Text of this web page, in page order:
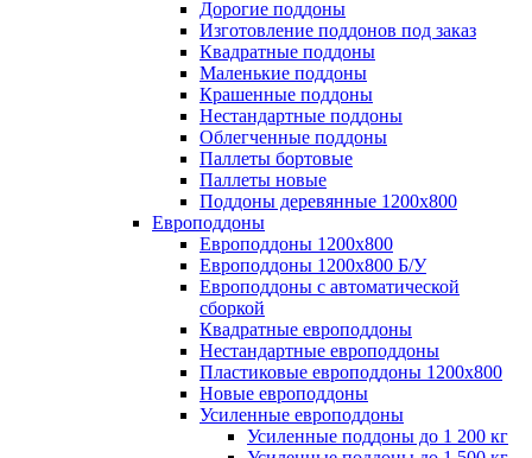
Дорогие поддоны
Изготовление поддонов под заказ
Квадратные поддоны
Маленькие поддоны
Крашенные поддоны
Нестандартные поддоны
Облегченные поддоны
Паллеты бортовые
Паллеты новые
Поддоны деревянные 1200х800
Европоддоны
Европоддоны 1200х800
Европоддоны 1200х800 Б/У
Европоддоны с автоматической
сборкой
Квадратные европоддоны
Нестандартные европоддоны
Пластиковые европоддоны 1200х800
Новые европоддоны
Усиленные европоддоны
Усиленные поддоны до 1 200 кг